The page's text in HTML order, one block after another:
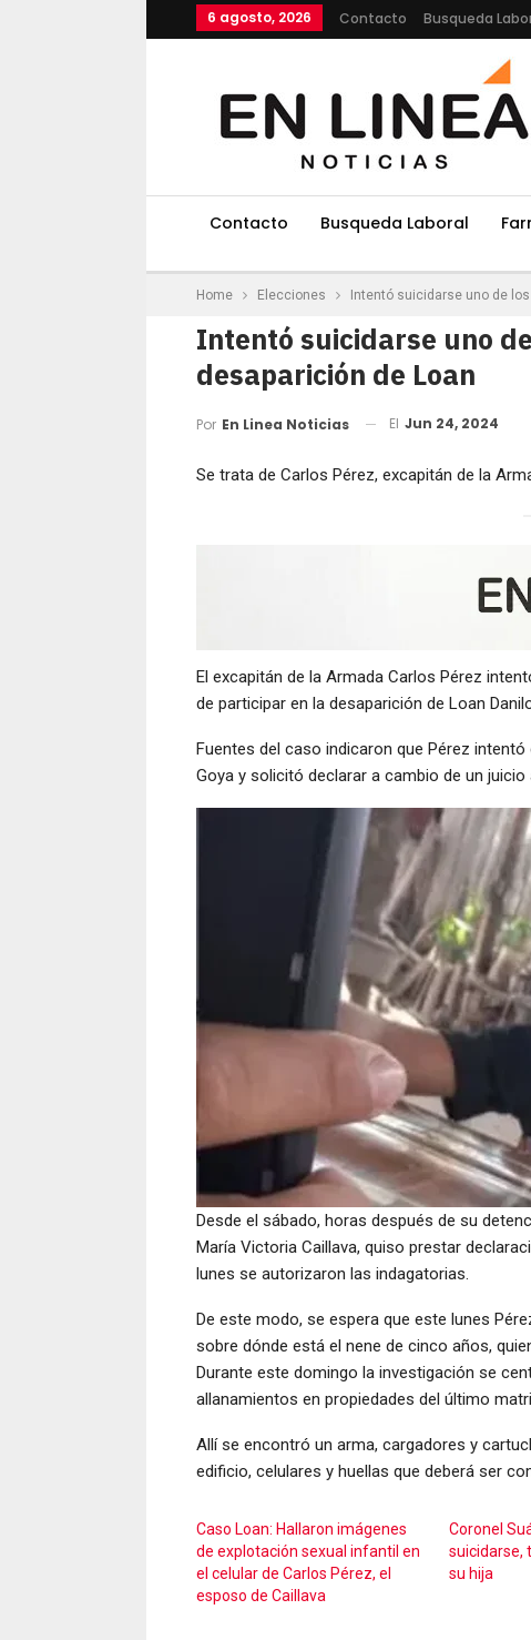
6 agosto, 2026 Contacto Busqueda
Contacto Busqueda Laboral
Home Elecciones Intentó suicidarse uno de
Intentó suicidarse uno
desaparición de Loan
Por En Linea Noticias El Jun 24, 2024
Se trata de Carlos Pérez, excapitán de la
El excapitán de la Armada Carlos Pérez
de participar en la desaparición de Loan
Fuentes del caso indicaron que Pérez
Goya y solicitó declarar a cambio de un juicio
Desde el sábado, horas después de su
María Victoria Caillava, quiso prestar
lunes se autorizaron las indagatorias.
De este modo, se espera que este lunes
sobre dónde está el nene de cinco años,
Durante este domingo la investigación se
allanamientos en propiedades del último
Allí se encontró un arma, cargadores y
edificio, celulares y huellas que deberá ser
Caso Loan: Hallaron imágenes
de explotación sexual infantil en
el celular de Carlos Pérez, el
esposo de Caillava
Coronel
suicidarse,
su hija